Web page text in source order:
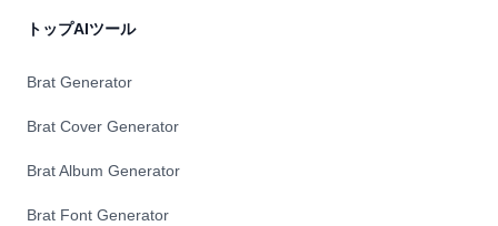
トップAIツール
Brat Generator
Brat Cover Generator
Brat Album Generator
Brat Font Generator